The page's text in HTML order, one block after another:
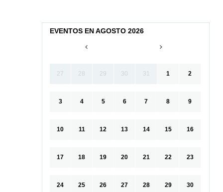
EVENTOS EN AGOSTO 2026
27 28 29 30 31 1 2
3 4 5 6 7 8 9
10 11 12 13 14 15 16
17 18 19 20 21 22 23
24 25 26 27 28 29 30